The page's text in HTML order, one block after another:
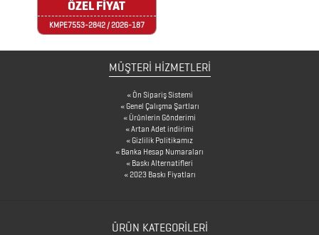
ÇAKILAR
ÇAKMAKLAR
ÖZEL FİYAT
KMPE7553-2842 / 2026-187
MÜŞTERİ HİZMETLERİ
Ön Sipariş Sistemi
Genel Çalışma Şartları
Ürünlerin Gönderimi
Artan Adet indirimi
Gizlilik Politikamız
Banka Hesap Numaraları
Baskı Alternatifleri
2023 Baskı Fiyatları
ÜRÜN KATEGORILERI